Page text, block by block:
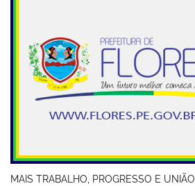
MAIS TRABALHO, PROGRESSO E UNIÃO